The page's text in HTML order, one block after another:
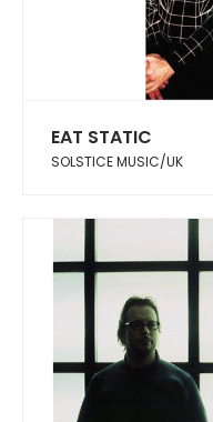
EAT STATIC
SOLSTICE MUSIC/UK